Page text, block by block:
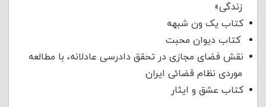
زندگی»
کتاب یک ون شبهه
کتاب دیوان محبت
نقش فضای مجازی در تحقق دادرسی عادلانه، با مطالعه
موردی نظام قضائی ایران
کتاب عشق و ایثار